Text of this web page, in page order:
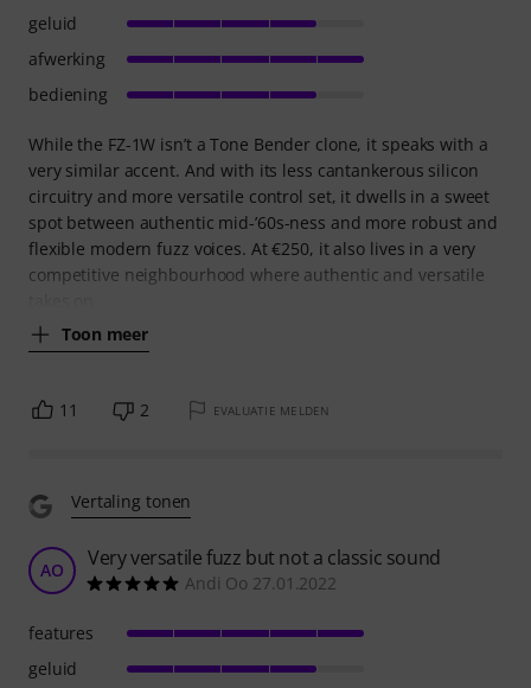
While the FZ-1W isn’t a Tone Bender clone, it speaks with a
very similar accent. And with its less cantankerous silicon
circuitry and more versatile control set, it dwells in a sweet
spot between authentic mid-’60s-ness and more robust and
flexible modern fuzz voices. At €250, it also lives in a very
competitive neighbourhood where authentic and versatile
Toon meer
geluid
afwerking
bediening
11 2 EVALUATIE MELDEN
Vertaling tonen
AO Very versatile fuzz but not a classic sound
Andi Oo 27.01.2022
features
geluid